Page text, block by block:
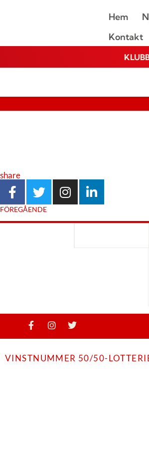
Hem
Kontakt
share
FÖREGÅENDE
VINSTNUMMER 50/50-